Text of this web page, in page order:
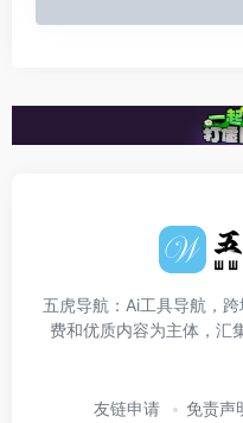
五虎导航：Ai工具导航，
费和优质内容为主体，汇
友链申请 免责声